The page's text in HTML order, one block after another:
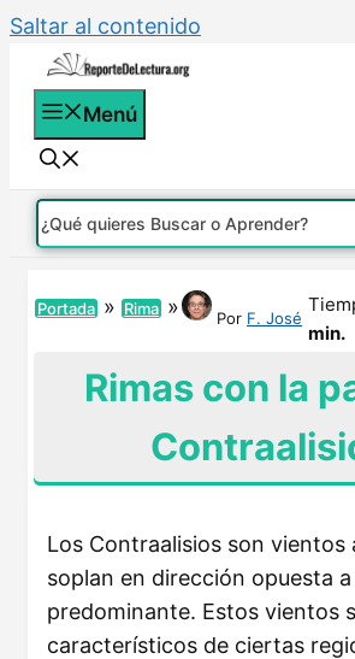
Saltar al contenido
Menú
Portada » Rima » Por F. José
min.
Rimas con la
Los Contraalisios son vientos
soplan en dirección opuesta
predominante. Estos vientos
característicos de ciertas